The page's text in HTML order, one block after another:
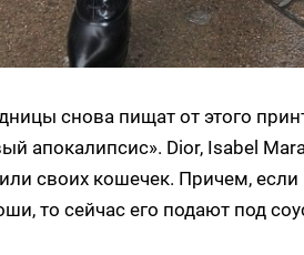
снова пищат от этого
апокалипсис». Dior, Isabel
своих кошечек. Причем,
то сейчас его подают под